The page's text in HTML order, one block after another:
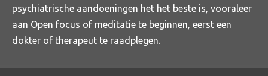
psychiatrische aandoeningen het het beste is, vooraleer
aan Open focus of meditatie te beginnen, eerst een
dokter of therapeut te raadplegen.